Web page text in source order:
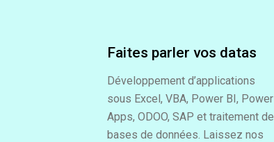
Faites parler vos datas
Développement d’applications
sous Excel, VBA, Power BI, Power
Apps, ODOO, SAP et traitement de
bases de données. Laissez nos